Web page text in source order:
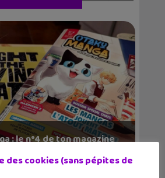
: le n°4 de ton magazine
des cookies (sans pépites de